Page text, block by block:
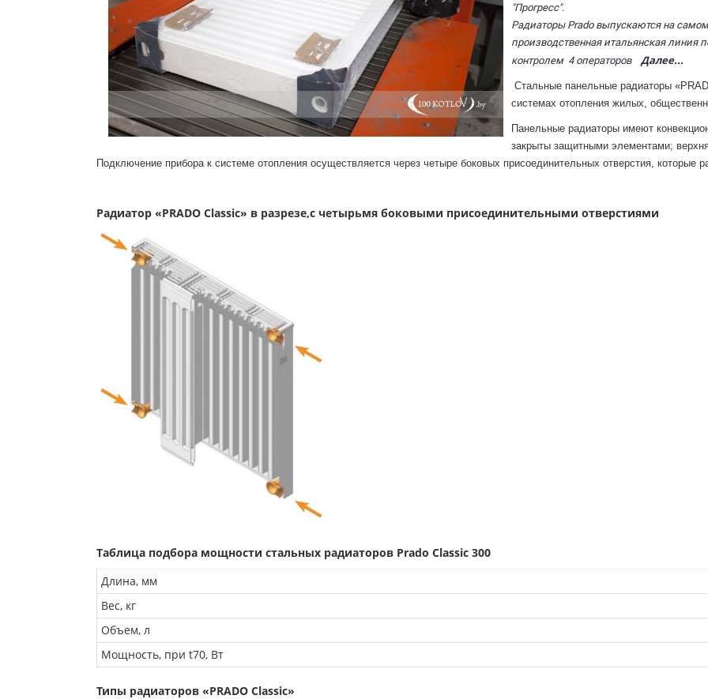
"Прогресс".
Радиаторы Prado выпускаются на
производственная итальянская линия
контролем 4 операторов Далее...
Стальные панельные радиаторы
системах отопления жилых,
Панельные радиаторы имеют
закрыты защитными элементами;
Подключение прибора к системе отопления осуществляется через четыре боковых присоединительных отверстия, которые
Радиатор «PRADO Classic» в разрезе,с четырьмя боковыми присоединительными отверстиями
Таблица подбора мощности стальных радиаторов Prado Classic 300
Длина, мм
Вес, кг
Объем, л
Мощность, при t70, Вт
Типы радиаторов «PRADO Classic»